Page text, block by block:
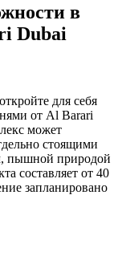
в
Dubai
для себя
от Al Barari
может
стоящими
пышной природой
составляет от 40
запланировано